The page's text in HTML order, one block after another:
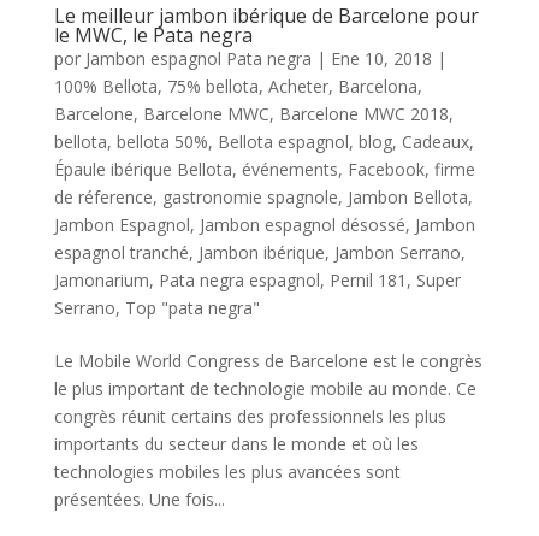
Le meilleur jambon ibérique de Barcelone pour
le MWC, le Pata negra
por Jambon espagnol Pata negra | Ene 10, 2018 |
100% Bellota, 75% bellota, Acheter, Barcelona,
Barcelone, Barcelone MWC, Barcelone MWC 2018,
bellota, bellota 50%, Bellota espagnol, blog, Cadeaux,
Épaule ibérique Bellota, événements, Facebook, firme
de réference, gastronomie spagnole, Jambon Bellota,
Jambon Espagnol, Jambon espagnol désossé, Jambon
espagnol tranché, Jambon ibérique, Jambon Serrano,
Jamonarium, Pata negra espagnol, Pernil 181 , Super
Serrano, Top "pata negra"
Le Mobile World Congress de Barcelone est le congrès
le plus important de technologie mobile au monde. Ce
congrès réunit certains des professionnels les plus
importants du secteur dans le monde et où les
technologies mobiles les plus avancées sont
présentées. Une fois...